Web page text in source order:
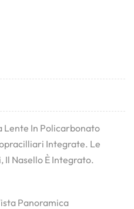
Lente In Policarbonato
Integrate. Le
Il Nasello È Integrato.
Panoramica